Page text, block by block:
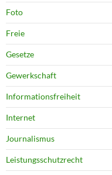
Foto
Freie
Gesetze
Gewerkschaft
Informationsfreiheit
Internet
Journalismus
Leistungsschutzrecht